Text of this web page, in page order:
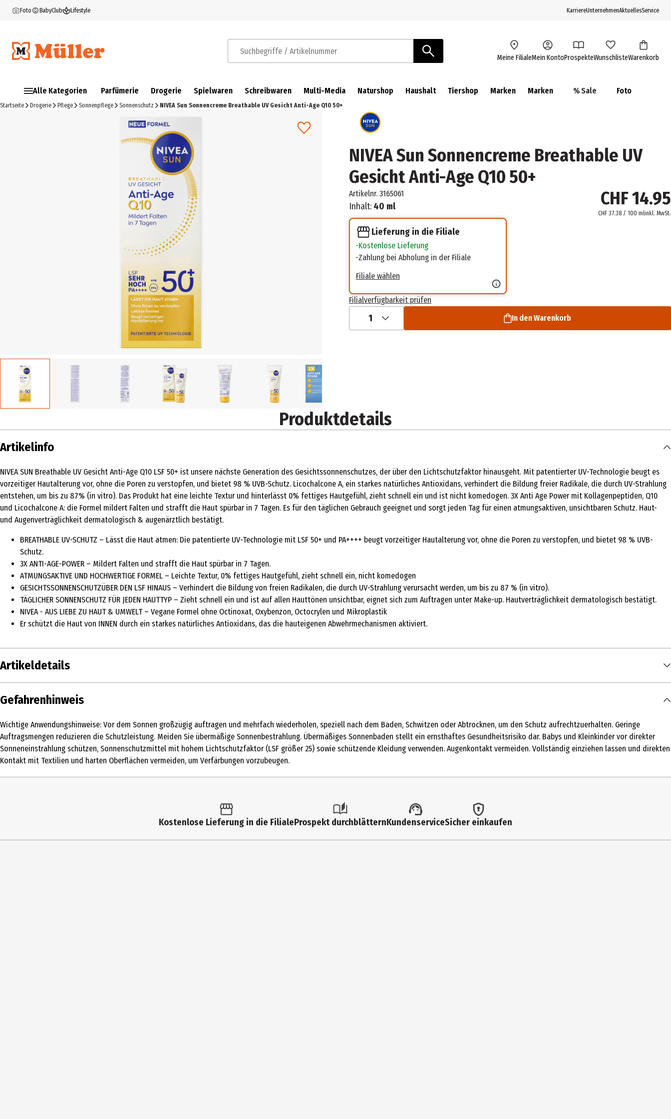
Foto BabyClub Lifestyle KarriereUnternehmenAktuellesService
Suchbegriffe / Artikelnummer Meine FilialeMein KontoProspekteWunschlisteWarenkorb
Alle Kategorien Parfümerie Drogerie Spielwaren Schreibwaren Multi-Media Naturshop Haushalt Tiershop Marken Marken % Sale Foto
Startseite Drogerie Pflege Sonnenpflege Sonnenschutz NIVEA Sun Sonnencreme Breathable UV Gesicht Anti-Age Q10 50+
NIVEA Sun Sonnencreme Breathable UV
Gesicht Anti-Age Q10 50+
Artikelnr. 3165061
Inhalt: 40 ml CHF 14.95
CHF 37.38 / 100 mlinkl. MwSt.
Lieferung in die Filiale
Kostenlose Lieferung
Zahlung bei Abholung in der Filiale
Filiale wählen
Filialverfügbarkeit prüfen
1 In den Warenkorb
Produktdetails
Artikelinfo
NIVEA SUN Breathable UV Gesicht Anti-Age Q10 LSF 50+ ist unsere nächste Generation des Gesichtssonnenschutzes, der über den Lichtschutzfaktor hinausgeht. Mit patentierter UV-Technologie beugt es
vorzeitiger Hautalterung vor, ohne die Poren zu verstopfen, und bietet 98 % UVB-Schutz. Licochalcone A, ein starkes natürliches Antioxidans, verhindert die Bildung freier Radikale, die durch UV-Strahlung
entstehen, um bis zu 87% (in vitro). Das Produkt hat eine leichte Textur und hinterlässt 0% fettiges Hautgefühl, zieht schnell ein und ist nicht komedogen. 3X Anti Age Power mit Kollagenpeptiden, Q10
und Licochalcone A: die Formel mildert Falten und strafft die Haut spürbar in 7 Tagen. Es für den täglichen Gebrauch geeignet und sorgt jeden Tag für einen atmungsaktiven, unsichtbaren Schutz. Haut-
und Augenverträglichkeit dermatologisch & augenärztlich bestätigt.
BREATHABLE UV-SCHUTZ – Lässt die Haut atmen: Die patentierte UV-Technologie mit LSF 50+ und PA++++ beugt vorzeitiger Hautalterung vor, ohne die Poren zu verstopfen, und bietet 98 % UVB-
Schutz.
3X ANTI-AGE-POWER – Mildert Falten und strafft die Haut spürbar in 7 Tagen.
ATMUNGSAKTIVE UND HOCHWERTIGE FORMEL – Leichte Textur, 0% fettiges Hautgefühl, zieht schnell ein, nicht komedogen
GESICHTSSONNENSCHUTZÜBER DEN LSF HINAUS – Verhindert die Bildung von freien Radikalen, die durch UV-Strahlung verursacht werden, um bis zu 87 % (in vitro).
TÄGLICHER SONNENSCHUTZ FÜR JEDEN HAUTTYP – Zieht schnell ein und ist auf allen Hauttönen unsichtbar, eignet sich zum Auftragen unter Make-up. Hautverträglichkeit dermatologisch bestätigt.
NIVEA - AUS LIEBE ZU HAUT & UMWELT – Vegane Formel ohne Octinoxat, Oxybenzon, Octocrylen und Mikroplastik
Er schützt die Haut von INNEN durch ein starkes natürliches Antioxidans, das die hauteigenen Abwehrmechanismen aktiviert.
Artikeldetails
Inhalt
Einsatzbereich Gesicht
Hauttyp alle Hauttypen|reife Haut
Inhaltsstoffe
Ingredients: Aqua, Propylene Glycol Dicaprylate/Dicaprate, Alcohol Denat., Butyl Methoxydibenzoylmethane, Bis-Ethylhexyloxyphenol Methoxyphenyl Triazine, Glycerin, Ethylhexyl
Stearate, Diethylamino Hydroxybenzoyl Hexyl Benzoate, Ubiquinone, Glycyrrhiza Inflata Root Extract, Palmitoyl Tripeptide-5, Tocopheryl Acetate, Tocopherol, Tridecane, Stearyl
Alcohol, Myristyl Myristate, Xanthan Gum, Sodium Hydroxide, Cocoglycerides, Carrageenan, Hydroxyacetophenone, Trisodium EDTA, Phenoxyethanol, Parfum
Gefahrenhinweis
Wichtige Anwendungshinweise: Vor dem Sonnen großzügig auftragen und mehrfach wiederholen, speziell nach dem Baden, Schwitzen oder Abtrocknen, um den Schutz aufrechtzuerhalten. Geringe
Auftragsmengen reduzieren die Schutzleistung. Meiden Sie übermäßige Sonnenbestrahlung. Übermäßiges Sonnenbaden stellt ein ernsthaftes Gesundheitsrisiko dar. Babys und Kleinkinder vor direkter
Sonneneinstrahlung schützen, Sonnenschutzmittel mit hohem Lichtschutzfaktor (LSF größer 25) sowie schützende Kleidung verwenden. Augenkontakt vermeiden. Vollständig einziehen lassen und direkten
Kontakt mit Textilien und harten Oberflächen vermeiden, um Verfärbungen vorzubeugen.
Kostenlose Lieferung in die FilialeProspekt durchblätternKundenserviceSicher einkaufen